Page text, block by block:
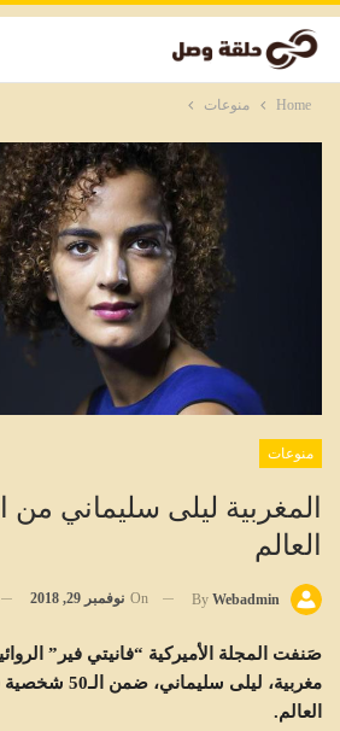
Home منوعات
منوعات
المغربية ليلى سليماني من
العالم
By Webadmin
On نوفمبر 29, 2018
صَنفت المجلة الأميركية “فانيتي فير”
مغربية، ليلى
العالم.